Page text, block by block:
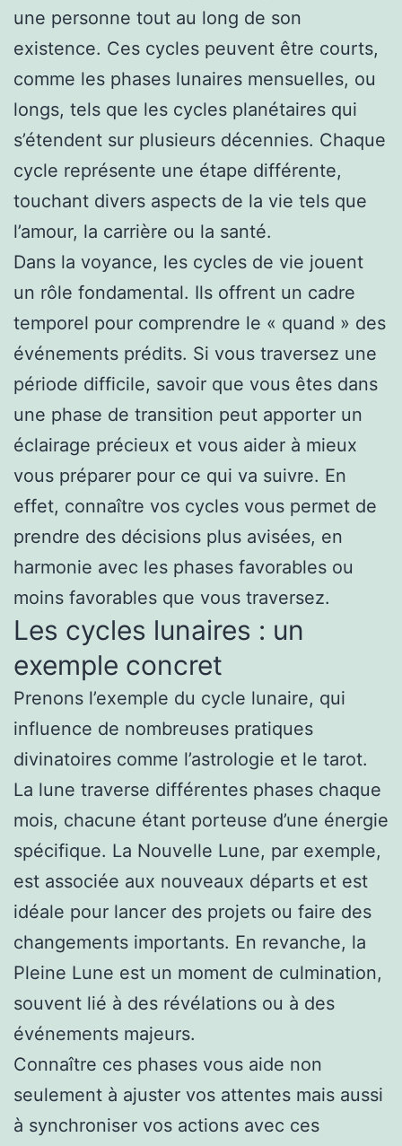
une personne tout au long de son
existence. Ces cycles peuvent être courts,
comme les phases lunaires mensuelles, ou
longs, tels que les cycles planétaires qui
s’étendent sur plusieurs décennies. Chaque
cycle représente une étape différente,
touchant divers aspects de la vie tels que
l’amour, la carrière ou la santé.
Dans la voyance, les cycles de vie jouent
un rôle fondamental. Ils offrent un cadre
temporel pour comprendre le « quand » des
événements prédits. Si vous traversez une
période difficile, savoir que vous êtes dans
une phase de transition peut apporter un
éclairage précieux et vous aider à mieux
vous préparer pour ce qui va suivre. En
effet, connaître vos cycles vous permet de
prendre des décisions plus avisées, en
harmonie avec les phases favorables ou
moins favorables que vous traversez.
Les cycles lunaires : un
exemple concret
Prenons l’exemple du cycle lunaire, qui
influence de nombreuses pratiques
divinatoires comme l’astrologie et le tarot.
La lune traverse différentes phases chaque
mois, chacune étant porteuse d’une énergie
spécifique. La Nouvelle Lune, par exemple,
est associée aux nouveaux départs et est
idéale pour lancer des projets ou faire des
changements importants. En revanche, la
Pleine Lune est un moment de culmination,
souvent lié à des révélations ou à des
événements majeurs.
Connaître ces phases vous aide non
seulement à ajuster vos attentes mais aussi
à synchroniser vos actions avec ces